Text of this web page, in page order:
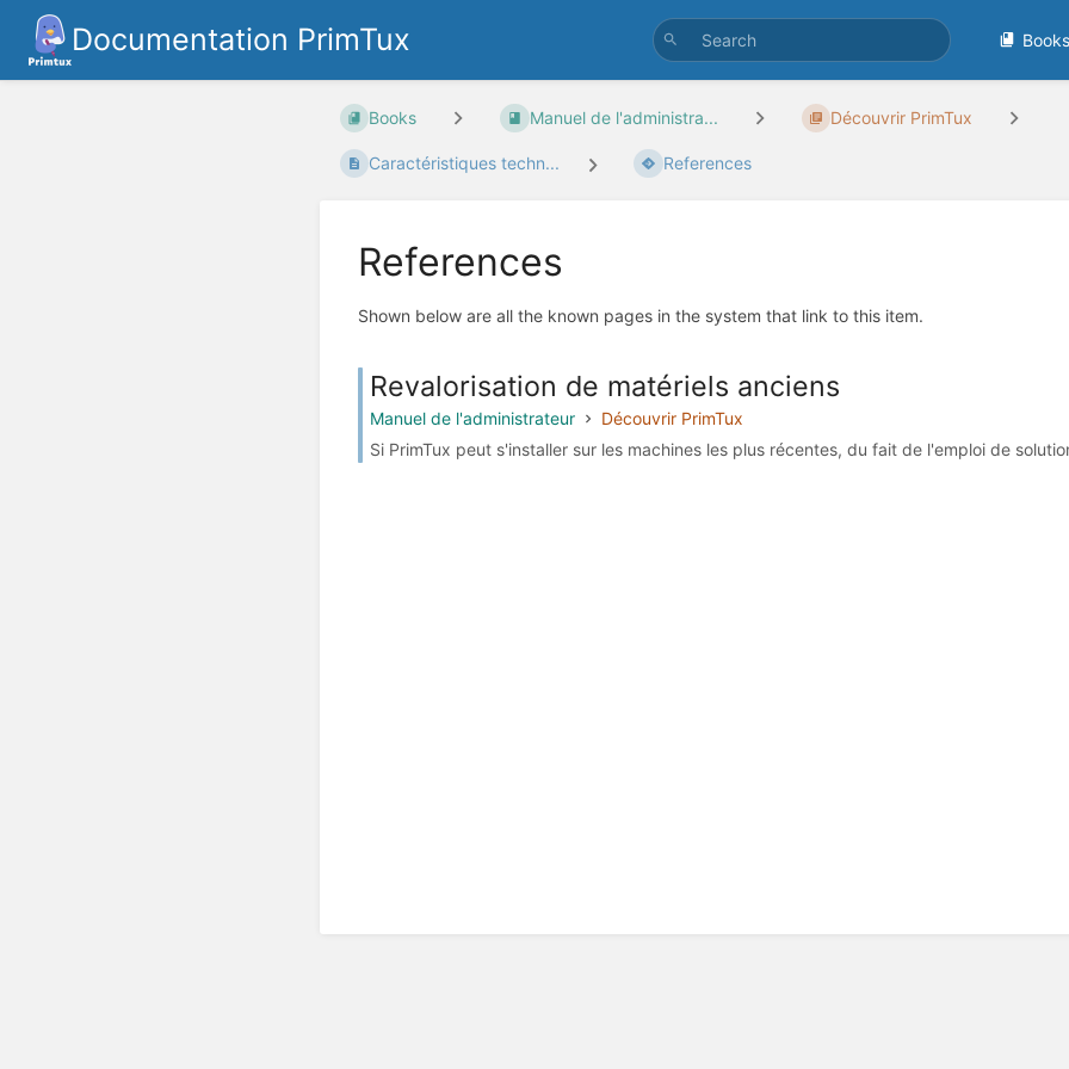
Documentation PrimTux Books
Books Manuel de l'administra... Découvrir PrimTux
Caractéristiques techn... References
References
Shown below are all the known pages in the system that link to this item.
Revalorisation de matériels anciens
Manuel de l'administrateur
Découvrir PrimTux
Si PrimTux peut s'installer sur les machines les plus récentes, du fait de l'emploi de